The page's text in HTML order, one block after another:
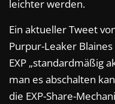
leichter werden.
Ein aktueller Tweet
Purpur-Leaker
EXP „standardmäßig
man es abschalten
die EXP-Share-